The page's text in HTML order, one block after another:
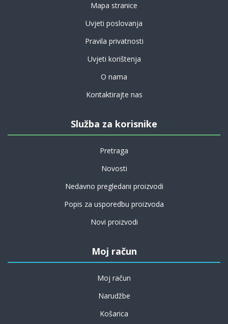
Mapa stranice
Uvjeti poslovanja
Pravila privatnosti
Uvjeti korištenja
O nama
Kontaktirajte nas
Služba za korisnike
Pretraga
Novosti
Nedavno pregledani proizvodi
Popis za usporedbu proizvoda
Novi proizvodi
Moj račun
Moj račun
Narudžbe
Košarica